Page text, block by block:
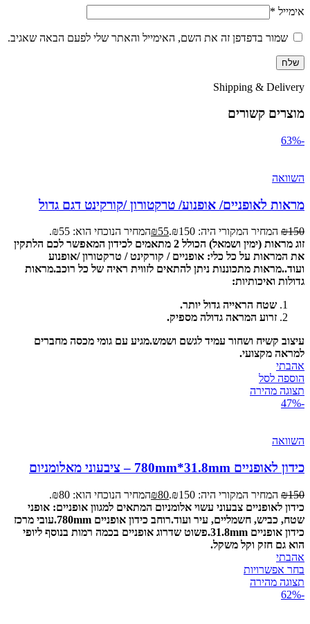
אימייל *
שמור בדפדפן זה את השם, האימייל והאתר שלי לפעם הבאה שאגיב.
Shipping & Delivery
מוצרים קשורים
-63%
השוואה
מראות לאופניים/ אופנוע/ טרקטורון /קורקינט דגם גדול
₪150 המחיר המקורי היה: ₪150. ₪55
המחיר הנוכחי הוא: ₪55.
זוג מראות (ימין ושמאל) הכולל 2 מתאמים לכידון המאפשר לכם הלתקין
את המראות על כל כלי: אופניים / קורקינט / טרקטורון /אופנוע
ועוד..מראות מתכוננות ניתן להתאים לזווית ראיה של כל רוכב.מראות
גדולות ואיכותיות:
שטח הראייה גדול יותר.
זרוע המראה גדולה מספיק.
עיצוב קשיח ושחור עמיד לגשם ושמש.מגיע עם גומי מכסה מחברים
למראה מקצועי.
אהבתי
הוספה לסל
תצוגה מהירה
-47%
השוואה
כידון לאופניים 780mm*31.8mm – ציבעוני מאלומניום
₪150 המחיר המקורי היה: ₪150. ₪80
המחיר הנוכחי הוא: ₪80.
כידון לאופניים צבעוני עשוי אלומניום המתאים למגוון אופניים: אופני
שטח, כביש, חשמליים, עיר ועוד.רוחב כידון אופניים 780mm.
עובי מרכז
כידון אופניים 31.8mm.
פשוט שדרוג אופניים בכמה רמות בנוסף ליופי
הוא גם חזק וקל משקל.
אהבתי
בחר אפשרויות
תצוגה מהירה
-62%